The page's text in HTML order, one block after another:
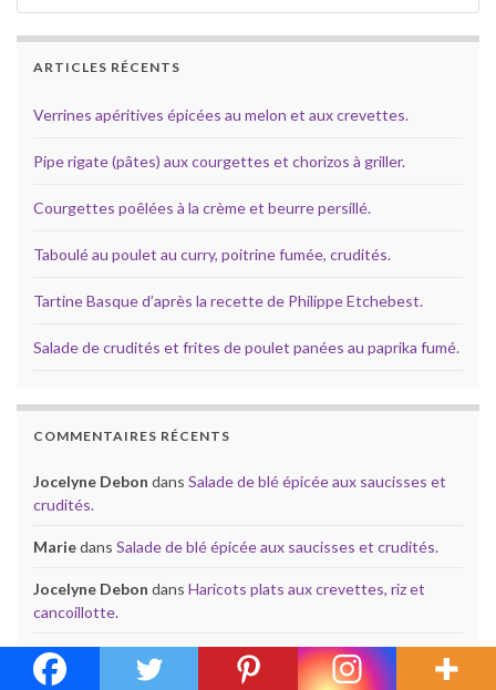
ARTICLES RÉCENTS
Verrines apéritives épicées au melon et aux crevettes.
Pipe rigate (pâtes) aux courgettes et chorizos à griller.
Courgettes poêlées à la crème et beurre persillé.
Taboulé au poulet au curry, poitrine fumée, crudités.
Tartine Basque d’après la recette de Philippe Etchebest.
Salade de crudités et frites de poulet panées au paprika fumé.
COMMENTAIRES RÉCENTS
Jocelyne Debon dans Salade de blé épicée aux saucisses et
crudités.
Mariedans Salade de blé épicée aux saucisses et crudités.
Jocelyne Debon dans Haricots plats aux crevettes, riz et
cancoillotte.
mamie caillou dans
Haricots plats aux crevettes, riz et
cancoillotte.